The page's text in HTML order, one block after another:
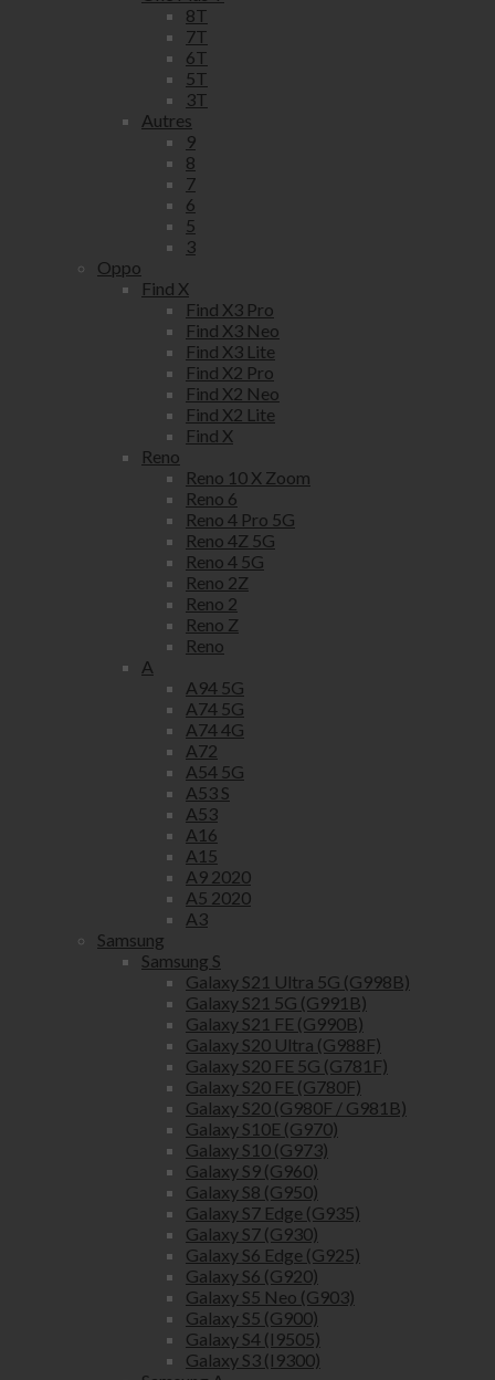
8T
7T
6T
5T
3T
Autres
9
8
7
6
5
3
Oppo
Find X
Find X3 Pro
Find X3 Neo
Find X3 Lite
Find X2 Pro
Find X2 Neo
Find X2 Lite
Find X
Reno
Reno 10 X Zoom
Reno 6
Reno 4 Pro 5G
Reno 4Z 5G
Reno 4 5G
Reno 2Z
Reno 2
Reno Z
Reno
A
A94 5G
A74 5G
A74 4G
A72
A54 5G
A53 S
A53
A16
A15
A9 2020
A5 2020
A3
Samsung
Samsung S
Galaxy S21 Ultra 5G (G998B)
Galaxy S21 5G (G991B)
Galaxy S21 FE (G990B)
Galaxy S20 Ultra (G988F)
Galaxy S20 FE 5G (G781F)
Galaxy S20 FE (G780F)
Galaxy S20 (G980F / G981B)
Galaxy S10E (G970)
Galaxy S10 (G973)
Galaxy S9 (G960)
Galaxy S8 (G950)
Galaxy S7 Edge (G935)
Galaxy S7 (G930)
Galaxy S6 Edge (G925)
Galaxy S6 (G920)
Galaxy S5 Neo (G903)
Galaxy S5 (G900)
Galaxy S4 (I9505)
Galaxy S3 (I9300)